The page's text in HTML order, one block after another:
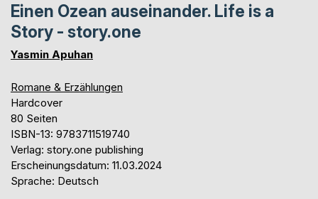
Einen Ozean auseinander. Life is a
Story - story.one
Yasmin Apuhan
Romane & Erzählungen
Hardcover
80 Seiten
ISBN-13: 9783711519740
Verlag: story.one publishing
Erscheinungsdatum: 11.03.2024
Sprache: Deutsch